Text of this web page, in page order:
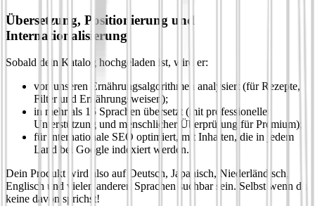
Übersetzung, Positionierung und
Internationalisierung
Sobald dein Katalog hochgeladen ist, wird er:
von unseren Ernährungsalgorithmen analysiert (für Rezepte,
Filter und Ernährungsweisen);
in mehr als 15 Sprachen übersetzt (mit professioneller
Unterstützung und menschlicher Überprüfung für Premium);
für internationale SEO optimiert, mit Inhalten, die in jedem
Land bei Google indexiert werden.
Dein Produkt wird also auf Deutsch, Japanisch, Niederländisch,
Englisch und vielen anderen Sprachen suchbar sein. Selbst wenn du
keine davon sprichst!